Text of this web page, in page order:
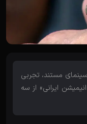
مستند، تجربی
ایرانی» از سه